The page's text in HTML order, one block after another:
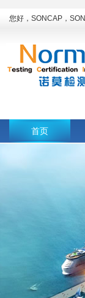
您好，SONCAP，
首页